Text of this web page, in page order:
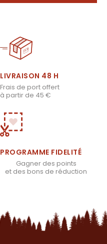
LIVRAISON 48 H
Frais de port offert
à partir de 45 €
PROGRAMME FIDELITÉ
Gagner des points
et des bons de réduction